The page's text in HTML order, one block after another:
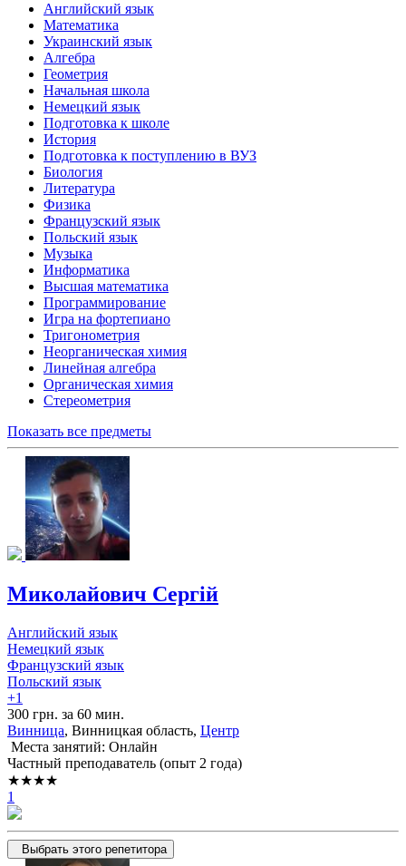
Английский язык
Математика
Украинский язык
Алгебра
Геометрия
Начальная школа
Немецкий язык
Подготовка к школе
История
Подготовка к поступлению в ВУЗ
Биология
Литература
Физика
Французский язык
Польский язык
Музыка
Информатика
Высшая математика
Программирование
Игра на фортепиано
Тригонометрия
Неорганическая химия
Линейная алгебра
Органическая химия
Стереометрия
Показать все предметы
Миколайович Сергій
Английский язык
Немецкий язык
Французский язык
Польский язык
+1
300 грн. за 60 мин.
Винница, Винницкая область, Центр
Места занятий: Онлайн
Частный преподаватель (опыт 2 года)
★★★★
1
Выбрать этого репетитора